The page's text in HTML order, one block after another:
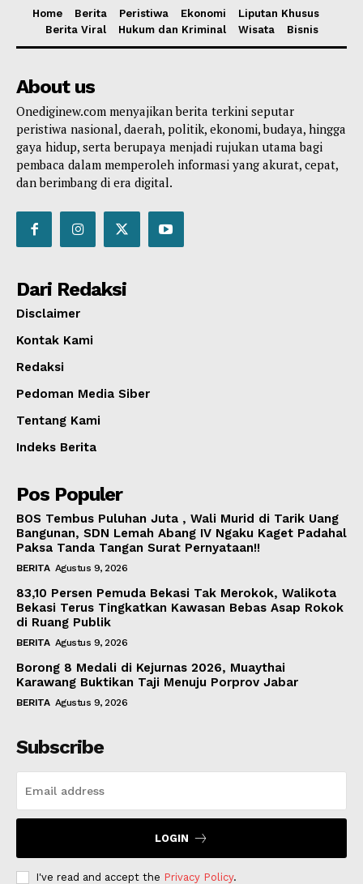
Home Berita Peristiwa Ekonomi
Liputan Khusus
Berita Viral
Hukum dan Kriminal Wisata Bisnis
About us
Onediginew.com menyajikan berita terkini seputar
peristiwa nasional, daerah, politik, ekonomi, budaya, hingga
gaya hidup, serta berupaya menjadi rujukan utama bagi
pembaca dalam memperoleh informasi yang akurat, cepat,
dan berimbang di era digital.
Dari Redaksi
Disclaimer
Kontak Kami
Redaksi
Pedoman Media Siber
Tentang Kami
Indeks Berita
Pos Populer
BOS Tembus Puluhan Juta , Wali Murid di Tarik Uang
Bangunan, SDN Lemah Abang IV Ngaku Kaget Padahal
Paksa Tanda Tangan Surat Pernyataan!!
BERITA Agustus 9, 2026
83,10 Persen Pemuda Bekasi Tak Merokok, Walikota
Bekasi Terus Tingkatkan Kawasan Bebas Asap Rokok
di Ruang Publik
BERITA Agustus 9, 2026
Borong 8 Medali di Kejurnas 2026, Muaythai
Karawang Buktikan Taji Menuju Porprov Jabar
BERITA Agustus 9, 2026
Subscribe
LOGIN
I've read and accept the Privacy Policy.